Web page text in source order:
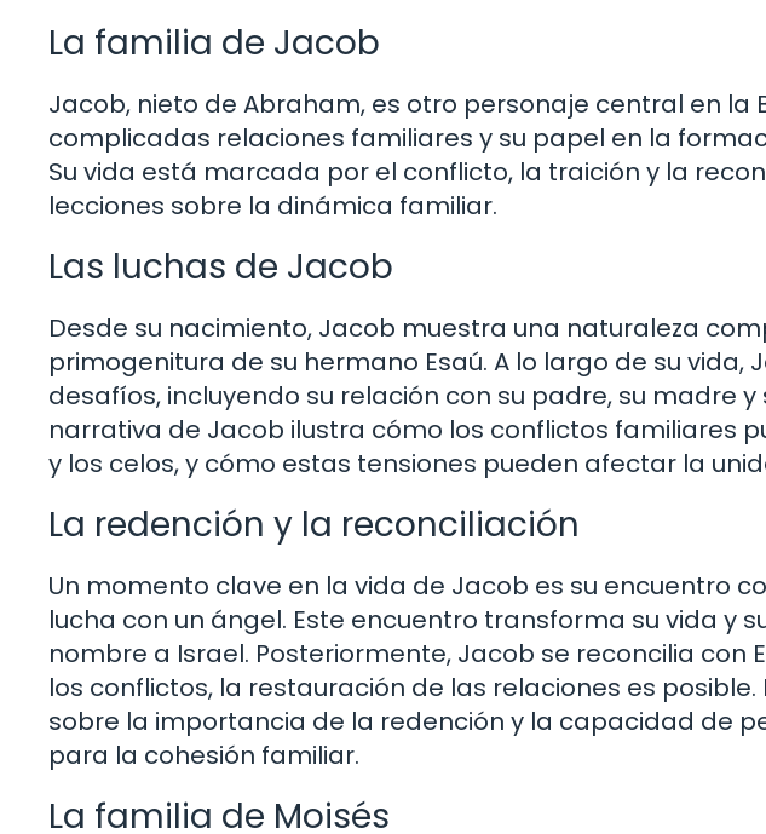
La familia de Jacob
Jacob, nieto de Abraham, es otro personaje central en la
complicadas relaciones familiares y su papel en la
Su vida está marcada por el conflicto, la traición y la
lecciones sobre la dinámica familiar.
Las luchas de Jacob
Desde su nacimiento, Jacob muestra una naturaleza
primogenitura de su hermano Esaú. A lo largo de su
desafíos, incluyendo su relación con su padre, su madre y
narrativa de Jacob ilustra cómo los conflictos familiares
y los celos, y cómo estas tensiones pueden afectar la
La redención y la reconciliación
Un momento clave en la vida de Jacob es su encuentro
lucha con un ángel. Este encuentro transforma su vida y
nombre a Israel. Posteriormente, Jacob se reconcilia con
los conflictos, la restauración de las relaciones es
sobre la importancia de la redención y la capacidad de
para la cohesión familiar.
La familia de Moisés